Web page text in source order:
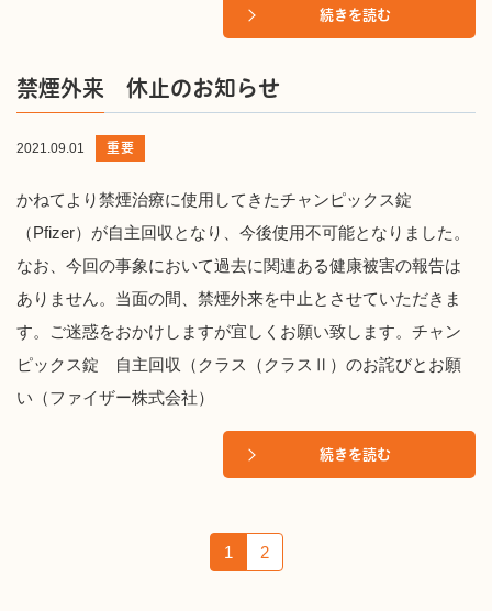
続きを読む
禁煙外来 休止のお知らせ
2021.09.01 重要
かねてより禁煙治療に使用してきたチャンピックス錠
（Pfizer）が自主回収となり、今後使用不可能となりました。
なお、今回の事象において過去に関連ある健康被害の報告は
ありません。当面の間、禁煙外来を中止とさせていただきま
す。ご迷惑をおかけしますが宜しくお願い致します。チャン
ピックス錠 自主回収（クラス（クラスⅡ）のお詫びとお願
い（ファイザー株式会社）
続きを読む
1 2